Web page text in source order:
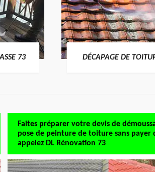
73 DÉCAPAGE DE
Faites préparer votre devis de
pose de peinture de toiture sans payer
appelez DL Rénovation 73